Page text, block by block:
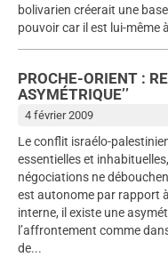
bolivarien créerait une
pouvoir car il est lui-même
PROCHE-ORIENT :
ASYMÉTRIQUE’’
4 février 2009
Le conflit israélo-
essentielles et
négociations ne
est autonome par rapport
interne, il existe une
l’affrontement comme
de...